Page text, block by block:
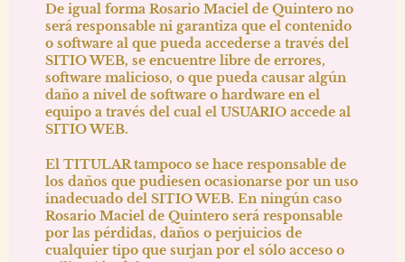
De igual forma Rosario Maciel de Quintero no
será responsable ni garantiza que el contenido
o software al que pueda accederse a través del
SITIO WEB, se encuentre libre de errores,
software malicioso, o que pueda causar algún
daño a nivel de software o hardware en el
equipo a través del cual el USUARIO accede al
SITIO WEB.
El TITULAR tampoco se hace responsable de
los daños que pudiesen ocasionarse por un uso
inadecuado del SITIO WEB. En ningún caso
Rosario Maciel de Quintero será responsable
por las pérdidas, daños o perjuicios de
cualquier tipo que surjan por el sólo acceso o